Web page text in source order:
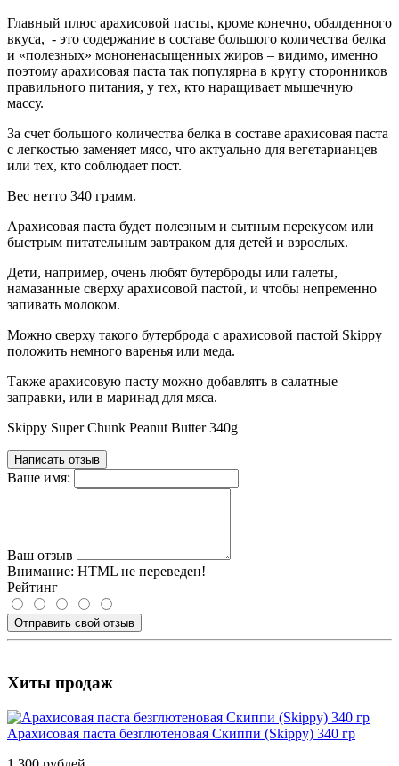
Главный плюс арахисовой пасты, кроме конечно, обалденного
вкуса, - это содержание в составе большого количества белка
и «полезных» мононенасыщенных жиров – видимо, именно
поэтому арахисовая паста так популярна в кругу сторонников
правильного питания, у тех, кто наращивает мышечную
массу.
За счет большого количества белка в составе арахисовая паста
с легкостью заменяет мясо, что актуально для вегетарианцев
или тех, кто соблюдает пост.
Вес нетто 340 грамм.
Арахисовая паста будет полезным и сытным перекусом или
быстрым питательным завтраком для детей и взрослых.
Дети, например, очень любят бутерброды или галеты,
намазанные сверху арахисовой пастой, и чтобы непременно
запивать молоком.
Можно сверху такого бутерброда с арахисовой пастой Skippy
положить немного варенья или меда.
Также арахисовую пасту можно добавлять в салатные
заправки, или в маринад для мяса.
Skippy Super Chunk Peanut Butter 340g
Написать отзыв
Ваше имя:
Ваш отзыв
Внимание: HTML не переведен!
Рейтинг
Отправить свой отзыв
Хиты продаж
Арахисовая паста безглютеновая Скиппи (Skippy) 340 гр